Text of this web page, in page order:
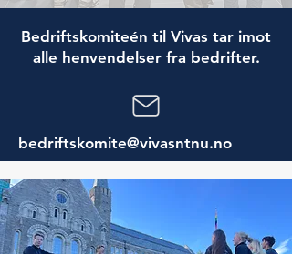
Bedriftskomiteén til Vivas tar imot
alle henvendelser fra bedrifter.
bedriftskomite@vivasntnu.no